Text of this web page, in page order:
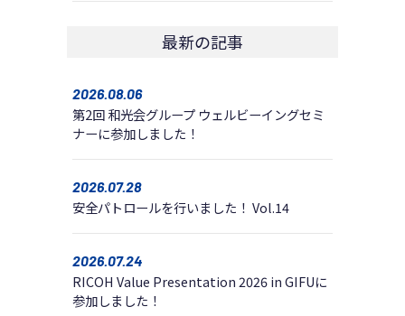
最新の記事
第2回 和光会グループ ウェルビーイングセミ
ナーに参加しました！
2026.08.06
安全パトロールを行いました！ Vol.14
2026.07.28
RICOH Value Presentation 2026 in GIFUに
参加しました！
2026.07.24